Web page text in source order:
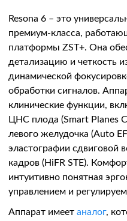
Resona 6 – это
премиум-класса,
платформы ZST+. Она
детализацию и четкость
динамической
обработки сигналов.
клинические функции,
ЦНС плода (Smart Planes
левого желудочка (Auto
эластографии сдвиговой
кадров (HiFR STE).
интуитивно понятная
управлением и
Аппарат имеет аналог,